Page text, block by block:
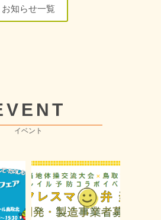
お知らせ一覧
イベント